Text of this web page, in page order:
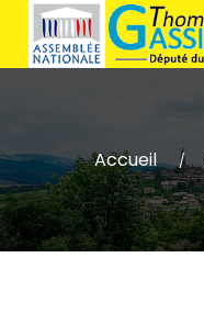
Accueil /